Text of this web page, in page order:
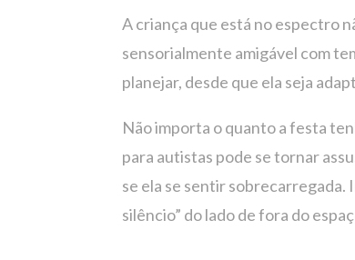
A criança que está no espectro
sensorialmente amigável com
planejar, desde que ela seja
Não importa o quanto a festa
para autistas pode se tornar
se ela se sentir sobrecarregada.
silêncio” do lado de fora do